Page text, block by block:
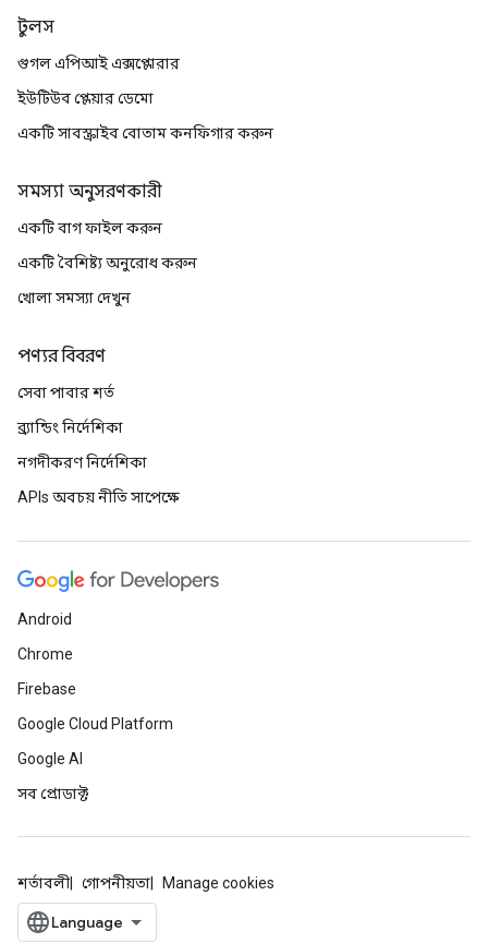
টুলস
গুগল এপিআই এক্সপ্লোরার
ইউটিউব প্লেয়ার ডেমো
একটি সাবস্ক্রাইব বোতাম কনফিগার করুন
সমস্যা অনুসরণকারী
একটি বাগ ফাইল করুন
একটি বৈশিষ্ট্য অনুরোধ করুন
খোলা সমস্যা দেখুন
পণ্যর বিবরণ
সেবা পাবার শর্ত
ব্র্যান্ডিং নির্দেশিকা
নগদীকরণ নির্দেশিকা
APIs অবচয় নীতি সাপেক্ষে
Android
Chrome
Firebase
Google Cloud Platform
Google AI
সব প্রোডাক্ট
শর্তাবলী গোপনীয়তা Manage cookies